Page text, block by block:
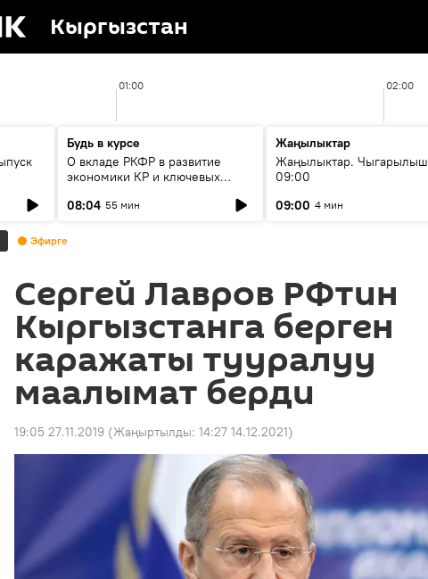
Кыргызстан
01:00 02:00
Будь в курсе
О вкладе РКФР в развитие
экономики КР и ключевых
08:04 55 мин
Жаңылыктар
Жаңылыктар. Чыгарылыш
09:00
09:00 4 мин
Эфирге
Сергей Лавров РФтин
Кыргызстанга берген
каражаты тууралуу
маалымат берди
19:05 27.11.2019 (Жаңыртылды: 14:27 14.12.2021)